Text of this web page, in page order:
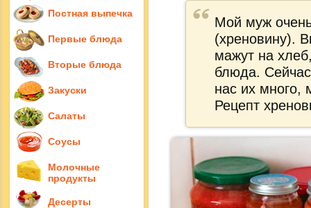
Мой муж
(хреновину).
мажут на
блюда.
нас их
Рецепт
Постная выпечка
Первые блюда
Вторые блюда
Закуски
Салаты
Соусы
Молочные
продукты
Десерты